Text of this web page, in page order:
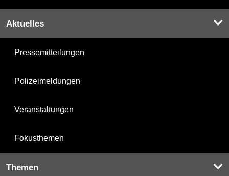
Aktuelles
Pressemitteilungen
Polizeimeldungen
Veranstaltungen
Fokusthemen
Themen